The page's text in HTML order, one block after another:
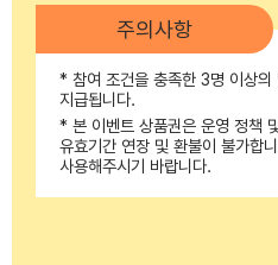
주의사항
* 참여 조건을 충족한 3명 이상의
지급됩니다.
* 본 이벤트 상품권은 운영 정책
유효기간 연장 및 환불이 불가합
사용해주시기 바랍니다.